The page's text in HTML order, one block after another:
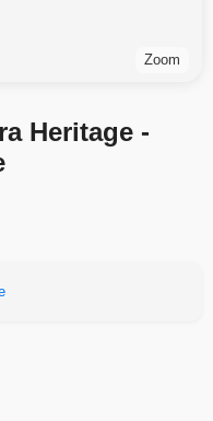
Zoom
Heritage -